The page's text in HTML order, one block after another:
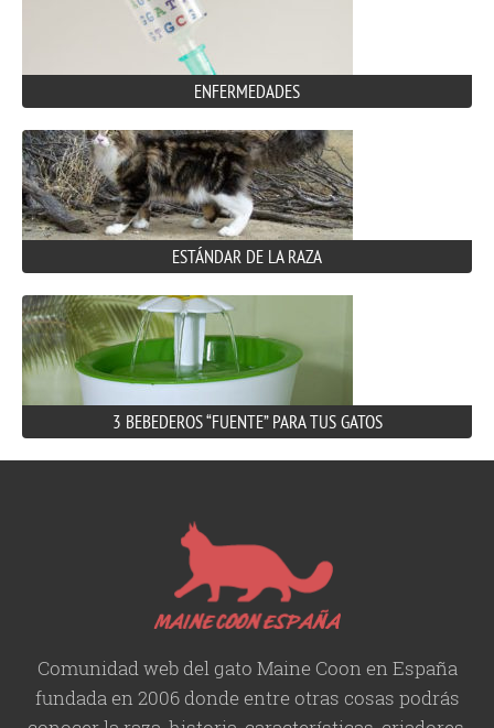
ENFERMEDADES
ESTÁNDAR DE LA RAZA
3 BEBEDEROS “FUENTE” PARA TUS GATOS
Comunidad web del gato Maine Coon en España
fundada en 2006 donde entre otras cosas podrás